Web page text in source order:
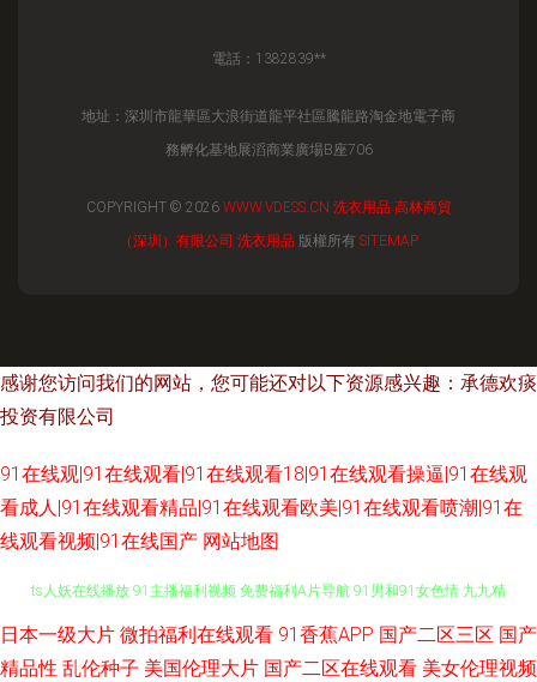
電話：1382839**
地址：深圳市龍華區大浪街道龍平社區騰龍路淘金地電子商
務孵化基地展滔商業廣場B座706
COPYRIGHT © 2026 WWW.VDESS.CN 洗衣用品 高林商貿
（深圳）有限公司 洗衣用品 版權所有 SITEMAP
感谢您访问我们的网站，您可能还对以下资源感兴趣：承德欢痰
投资有限公司
91在线观|91在线观看|91在线观看18|91在线观看操逼|91在线观
看成人|91在线观看精品|91在线观看欧美|91在线观看喷潮|91在
线观看视频|91在线国产 网站地图
www俺去也com av高清免费观看 91大神社区在线播放 国内精品综久久 伪娘
日本一级大片 微拍福利在线观看 91香蕉APP 国产二区三区 国产
精品性 乱伦种子 美国伦理大片 国产二区在线观看 美女伦理视频